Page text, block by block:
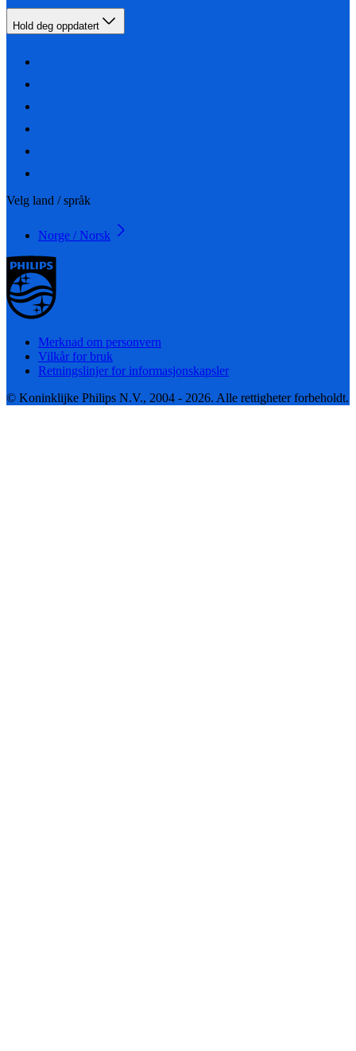
Hold deg oppdatert
Velg land / språk
Norge / Norsk
Merknad om personvern
Vilkår for bruk
Retningslinjer for informasjonskapsler
© Koninklijke Philips N.V., 2004 - 2026. Alle rettigheter forbeholdt.